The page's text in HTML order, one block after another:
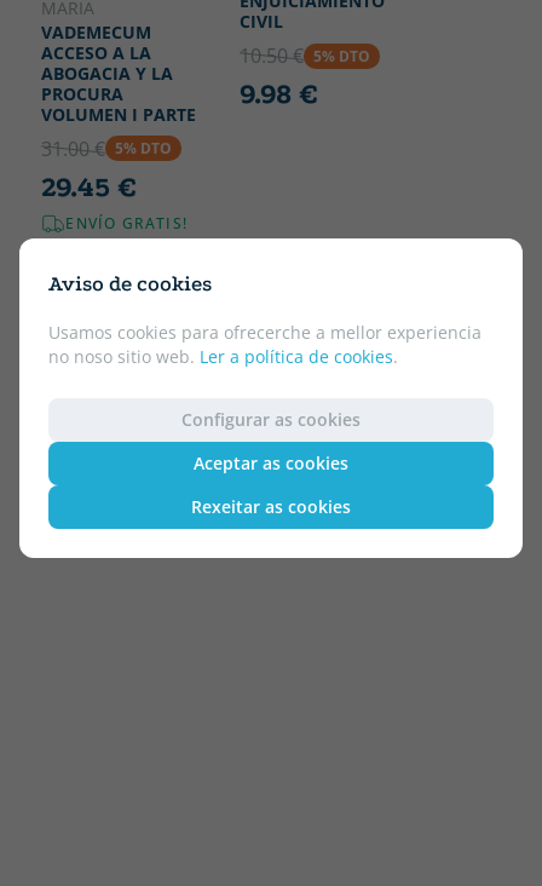
Aviso de cookies
Usamos cookies para ofrecerche a mellor experiencia
no noso sitio web. Ler a política de cookies.
Configurar as cookies
Aceptar as cookies
Rexeitar as cookies
MARIA
VADEMECUM
ACCESO A LA
ABOGACIA Y LA
PROCURA
VOLUMEN I PARTE
31.00 € 5% DTO
29.45 €
ENVÍO GRATIS!
CIVIL
10.50 € 5% DTO
9.98 €